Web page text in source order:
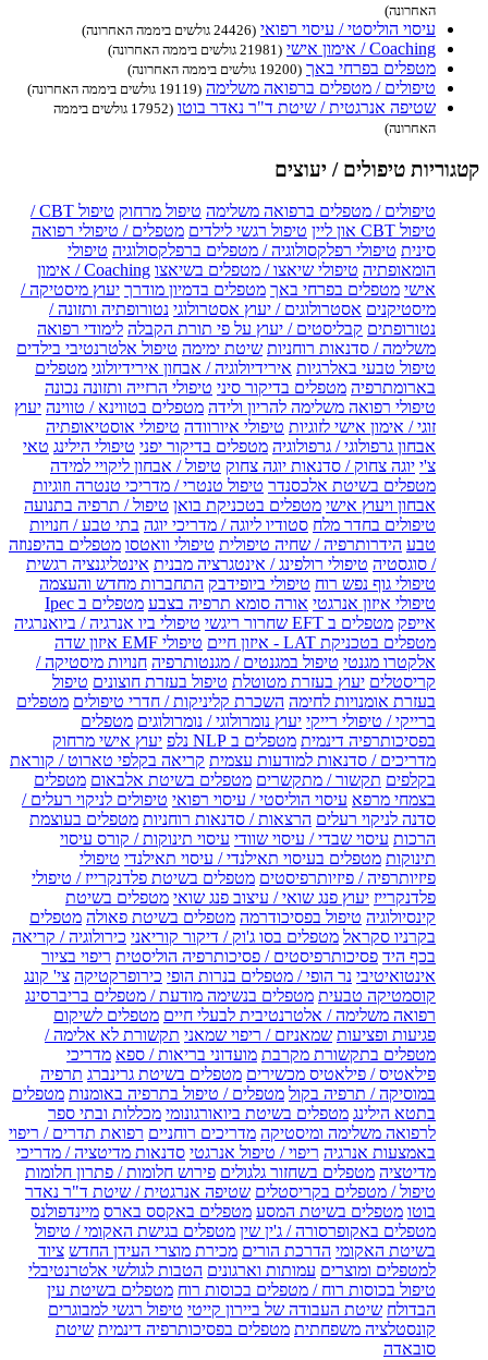
האחרונה)
עיסוי הוליסטי / עיסוי רפואי (24426 גולשים ביממה האחרונה)
Coaching / אימון אישי (21981 גולשים ביממה האחרונה)
מטפלים בפרחי באך (19200 גולשים ביממה האחרונה)
טיפולים / מטפלים ברפואה משלימה (19119 גולשים ביממה האחרונה)
שטיפה אנרגטית / שיטת ד"ר נאדר בוטו
(17952 גולשים ביממה
האחרונה)
קטגוריות טיפולים / יעוצים
טיפולים / מטפלים ברפואה משלימה טיפול מרחוק
טיפול CBT /
טיפול CBT און ליין
טיפול רגשי לילדים מטפלים / טיפולי רפואה
סינית טיפולי רפלקסולוגיה / מטפלים ברפלקסולוגיה טיפולי
הומאופתיה טיפולי שיאצו / מטפלים בשיאצו
Coaching / אימון
אישי מטפלים בפרחי באך מטפלים בדמיון מודרך יעוץ מיסטיקה /
מיסטיקנים אסטרולוגים / יעוץ אסטרולוגי נטורופתיה ותזונה /
נטורופתים קבליסטים / יעוץ על פי תורת הקבלה לימודי רפואה
משלימה / סדנאות רוחניות שיטת ימימה טיפול אלטרנטיבי בילדים
טיפול טבעי באלרגיות אירידיולוגיה / אבחון אירידיולוגי מטפלים
בארומתרפיה מטפלים בדיקור סיני טיפולי הרזייה ותזונה נכונה
טיפולי רפואה משלימה להריון ולידה מטפלים בטווינא / טווינה יעוץ
זוגי / אימון אישי לזוגיות טיפולי איורוודה טיפולי אוסטיאופתיה
אבחון גרפולוגי / גרפולוגיה מטפלים בדיקור יפני טיפולי הילינג טאי
צ'י יוגה צחוק / סדנאות יוגה צחוק טיפול / אבחון ליקויי למידה
מטפלים בשיטת אלכסנדר טיפול טנטרי / מדריכי טנטרה וזוגיות
אבחון ויעוץ אישי מטפלים בטכניקת בואן טיפול / תרפיה בתנועה
טיפולים בחדר מלח סטודיו ליוגה / מדריכי יוגה בתי טבע / חנויות
טבע הידרותרפיה / שחיה טיפולית טיפולי וואטסו מטפלים בהיפנוזה
/ סוגסטיה טיפולי רולפינג / אינטגרציה מבנית אינטליגנציה רגשית
טיפולי גוף נפש רוח טיפולי ביופידבק התחברות מחדש והעצמה
טיפולי איזון אנרגטי אורה סומא תרפיה בצבע
מטפלים ב Ipec
אייפק מטפלים ב EFT שחרור ריגשי
טיפולי ביו אנרגיה / ביואנרגיה
מטפלים בטכניקת LAT - איזון חיים
טיפולי EMF איזון שדה
אלקטרו מגנטי טיפול במגנטים / מגנטותרפיה חנויות מיסטיקה /
קריסטלים יעוץ בעזרת מטוטלת טיפול בעזרת חוצונים טיפול
בעזרת אומנויות לחימה השכרת קליניקות / חדרי טיפולים מטפלים
ברייקי / טיפולי רייקי יעוץ נומרולוגי / נומרולוגים מטפלים
בפסיכותרפיה דינמית מטפלים ב NLP נלפ
יעוץ אישי מרחוק
מדריכים / סדנאות למודעות עצמית קריאה בקלפי טארוט / קוראת
בקלפים תקשור / מתקשרים מטפלים בשיטת אלבאום מטפלים
בצמחי מרפא עיסוי הוליסטי / עיסוי רפואי טיפולים לניקוי רעלים /
סדנה לניקוי רעלים הרצאות / סדנאות רוחניות מטפלים בעוצמת
הרכות עיסוי שבדי / עיסוי שוודי עיסוי תינוקות / קורס עיסוי
תינוקות מטפלים בעיסוי תאילנדי / עיסוי תאילנדי טיפולי
פיזיותרפיה / פיזיותרפיסטים מטפלים בשיטת פלדנקרייז / טיפולי
פלדנקרייז יעוץ פנג שואי / עיצוב פנג שואי מטפלים בשיטת
קינסיולוגיה טיפול בפסיכודרמה מטפלים בשיטת פאולה מטפלים
בקרניו סקראל מטפלים בסו ג'וק / דיקור קוריאני כירולוגיה / קריאה
בכף היד פסיכותרפיסטים / פסיכותרפיה הוליסטית ריפוי בציור
אינטואיטיבי נר הופי / מטפלים בנרות הופי כירופרקטיקה צי' קונג
קוסמטיקה טבעית מטפלים בנשימה מודעת / מטפלים בריברסינג
רפואה משלימה / אלטרנטיבית לבעלי חיים מטפלים לשיקום
פגיעות ופציעות שמאניזם / ריפוי שמאני תקשורת לא אלימה /
מטפלים בתקשורת מקרבת מועדוני בריאות / ספא מדריכי
פילאטיס / פילאטיס מכשירים מטפלים בשיטת גרינברג תרפיה
במוסיקה / תרפיה בקול מטפלים / טיפול בתרפיה באומנות מטפלים
בתטא הילינג מטפלים בשיטת ביואורגונומי מכללות ובתי ספר
לרפואה משלימה ומיסטיקה מדריכים רוחניים רפואת תדרים / ריפוי
באמצעות אנרגיה ריפוי / טיפול אנרגטי סדנאות מדיטציה / מדריכי
מדיטציה מטפלים בשחזור גלגולים פירוש חלומות / פתרון חלומות
טיפול / מטפלים בקריסטלים שטיפה אנרגטית / שיטת ד"ר נאדר
בוטו מטפלים בשיטת המסע מטפלים באקסס בארס מיינדפולנס
מטפלים באקופרסורה / ג'ין שין מטפלים בגישת האקומי / טיפול
בשיטת האקומי הדרכת הורים מכירת מוצרי העידן החדש ציוד
למטפלים ומוצרים עמותות וארגונים הטבות לגולשי אלטרנטיבלי
טיפול בכוסות רוח / מטפלים בכוסות רוח מטפלים בשיטת עין
הבדולח שיטת העבודה של ביירון קייטי טיפול רגשי למבוגרים
קונסטלציה משפחתית מטפלים בפסיכותרפיה דינמית שיטת
סובאדה